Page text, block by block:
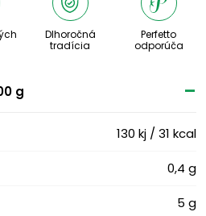
Dlhoročná
tradícia
Perfetto
odporúča
g
130 kj / 31 kcal
0,4 g
5 g